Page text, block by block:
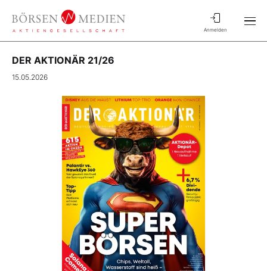
Anmelden
DER AKTIONÄR 21/26
15.05.2026